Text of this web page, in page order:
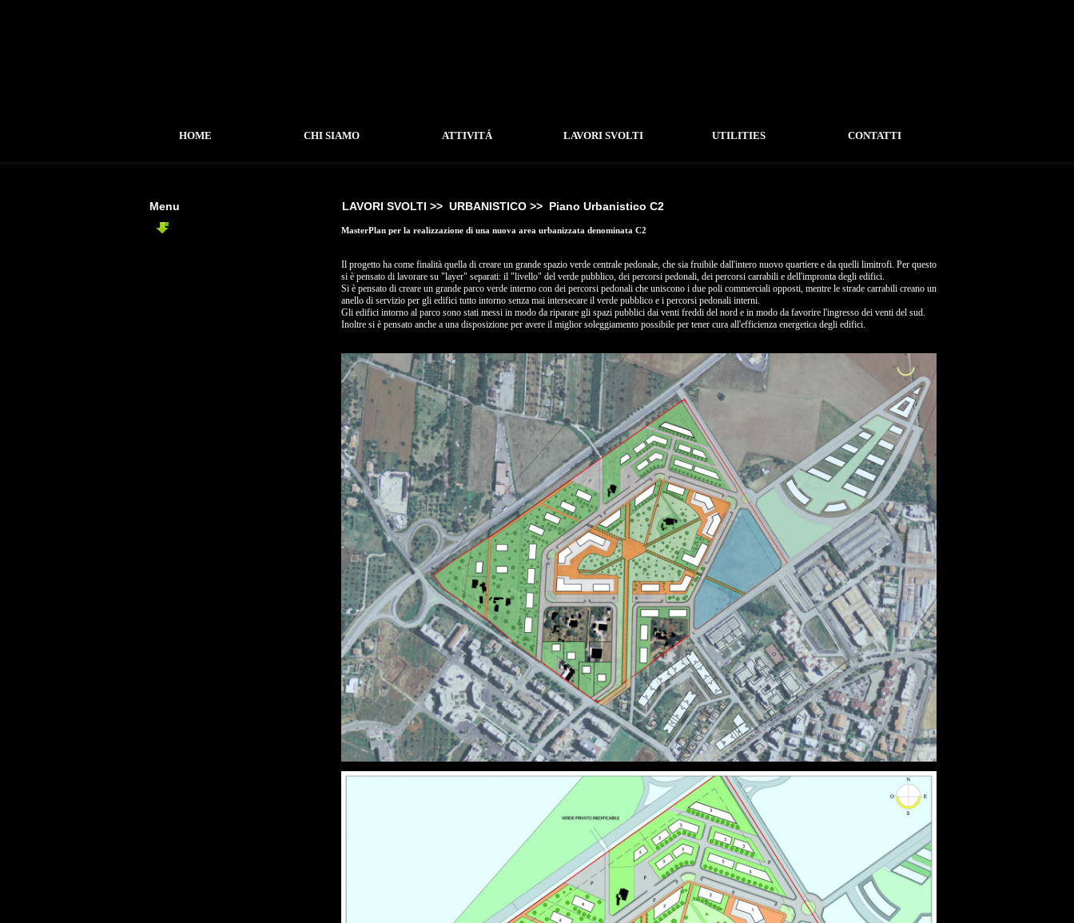
Menu LAVORI SVOLTI >> URBANISTICO >> Piano Urbanistico C2
MasterPlan per la realizzazione di una nuova area urbanizzata denominata C2
Il progetto ha come finalità quella di creare un grande spazio verde centrale pedonale, che sia fruibile dall'intero nuovo quartiere e da quelli limitrofi. Per questo
si è pensato di lavorare su "layer" separati: il "livello" del verde pubblico, dei percorsi pedonali, dei percorsi carrabili e dell'impronta degli edifici.
Si è pensato di creare un grande parco verde interno con dei percorsi pedonali che uniscono i due poli commerciali opposti, mentre le strade carrabili creano un
anello di servizio per gli edifici tutto intorno senza mai intersecare il verde pubblico e i percorsi pedonali interni.
Gli edifici intorno al parco sono stati messi in modo da riparare gli spazi pubblici dai venti freddi del nord e in modo da favorire l'ingresso dei venti del sud.
Inoltre si è pensato anche a una disposizione per avere il miglior soleggiamento possibile per tener cura all'efficienza energetica degli edifici.
HOME CHI SIAMO ATTIVITÁ LAVORI SVOLTI UTILITIES CONTATTI